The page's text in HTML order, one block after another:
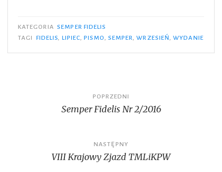
KATEGORIA SEMPER FIDELIS
TAGI
FIDELIS, LIPIEC,PISMO, SEMPER,WRZESIEŃ,WYDANIE
POPRZEDNI
Semper Fidelis Nr 2/2016
NASTĘPNY
VIII Krajowy Zjazd TMLiKPW